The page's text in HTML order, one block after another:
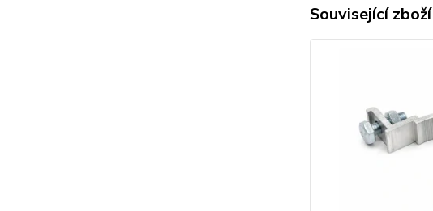
Související zboží